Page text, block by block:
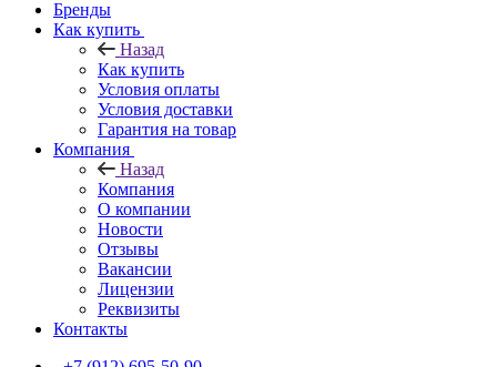
Бренды
Как купить
Назад
Как купить
Условия оплаты
Условия доставки
Гарантия на товар
Компания
Назад
Компания
О компании
Новости
Отзывы
Вакансии
Лицензии
Реквизиты
Контакты